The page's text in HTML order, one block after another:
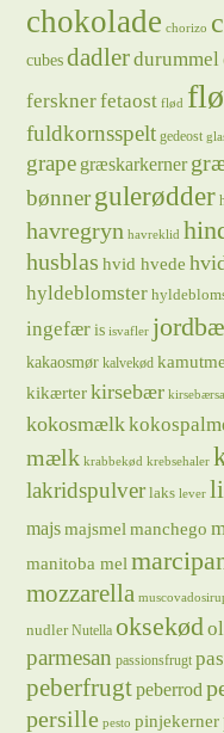
chokolade chorizo
cubes dadlerdurummel
fersknerfetaost flød
fuldkornsspelt gedeost
grape græskarkerner
bønnergulerødder
havregryn havreklid
husblas hvid hvede
hyldeblomster
ingefær is isvafler
kakaosmør kalvekød
kikærterkirsebær
kokosmælk
mælk krabbekød krebsehaler
lakridspulver laks lever
majsmajsmel manchego
manitoba mel
mozzarella
nudler Nutella oksekød
parmesan passionsfrugt
peberfrugtpeberrod
persille pesto pinjekerner